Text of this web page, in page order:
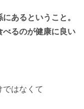
あるということ。
べるのが健康に良い
ではなくて